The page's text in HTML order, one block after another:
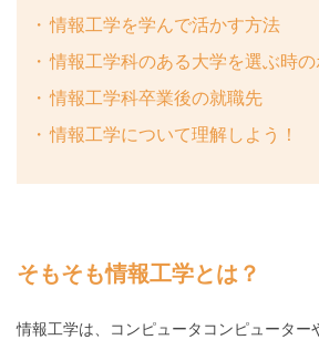
情報工学を学んで活かす方法
情報工学科のある大学を選ぶ時の
情報工学科卒業後の就職先
情報工学について理解しよう！
そもそも情報工学とは？
情報工学は、コンピュータコンピューター